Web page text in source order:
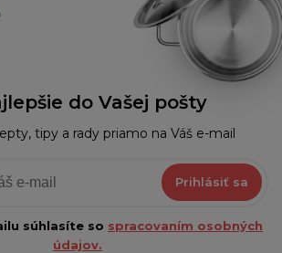
do Vašej pošty
tipy a rady priamo na Váš e-mail
Prihlásiť sa
súhlasíte so spracovaním osobných
údajov.